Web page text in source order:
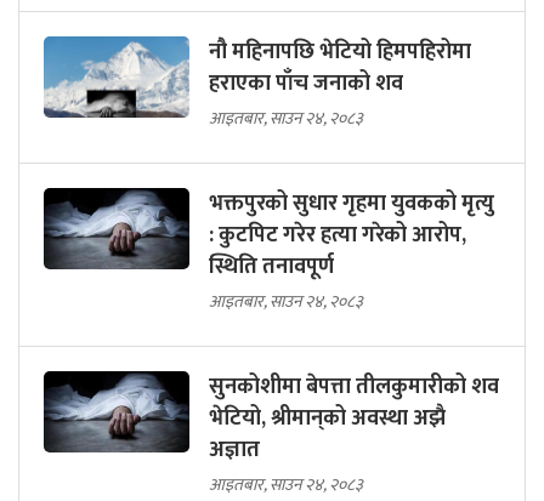
नौ महिनापछि भेटियो हिमपहिरोमा
हराएका पाँच जनाको शव
आइतबार, साउन २४, २०८३
भक्तपुरको सुधार गृहमा युवकको मृत्यु
: कुटपिट गरेर हत्या गरेको आरोप,
स्थिति तनावपूर्ण
आइतबार, साउन २४, २०८३
सुनकोशीमा बेपत्ता तीलकुमारीको शव
भेटियो, श्रीमान्‌को अवस्था अझै
अज्ञात
आइतबार, साउन २४, २०८३